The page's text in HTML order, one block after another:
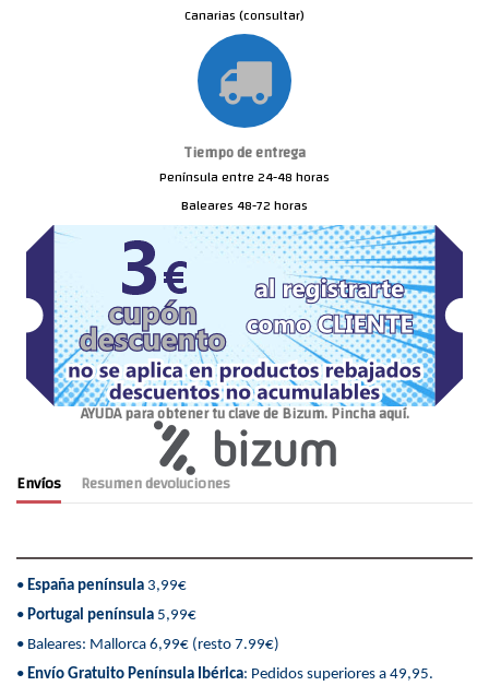
Canarias (consultar)
Tiempo de entrega
Península entre 24-48 horas
Baleares 48-72 horas
AYUDA para obtener tu clave de Bizum. Pincha aquí.
Envíos Resumen devoluciones
• España península 3,99€
• Portugal península 5,99€
• Baleares: Mallorca 6,99€ (resto 7.99€)
• Envío Gratuito Península Ibérica: Pedidos superiores a 49,95.